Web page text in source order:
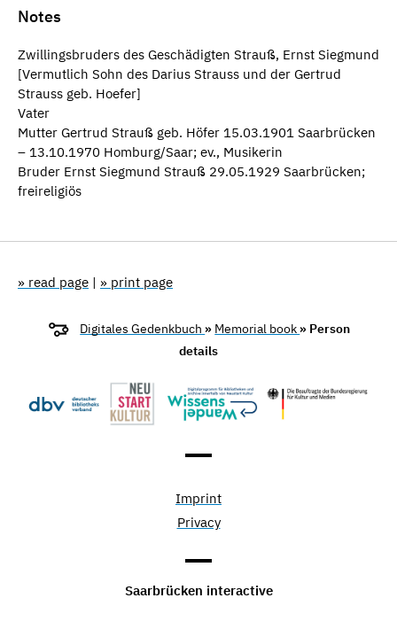
Notes
Zwillingsbruders des Geschädigten Strauß, Ernst Siegmund
[Vermutlich Sohn des Darius Strauss und der Gertrud
Strauss geb. Hoefer]
Vater
Mutter Gertrud Strauß geb. Höfer 15.03.1901 Saarbrücken
– 13.10.1970 Homburg/Saar; ev., Musikerin
Bruder Ernst Siegmund Strauß 29.05.1929 Saarbrücken;
freireligiös
» read page | » print page
Digitales Gedenkbuch » Memorial book » Person
details
Imprint
Privacy
Saarbrücken interactive